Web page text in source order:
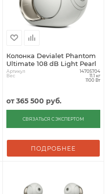
Колонка Devialet Phantom
Ultimate 108 dB Light Pearl
Артикул 14705704
Вес
11.1 кг
1100 Вт
от365 500 руб.
СВЯЗАТЬСЯ С ЭКСПЕРТОМ
ПОДРОБНЕЕ